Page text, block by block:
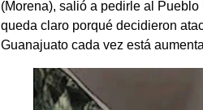
(Morena), salió a pedirle al
queda claro porqué decidieron
Guanajuato cada vez está